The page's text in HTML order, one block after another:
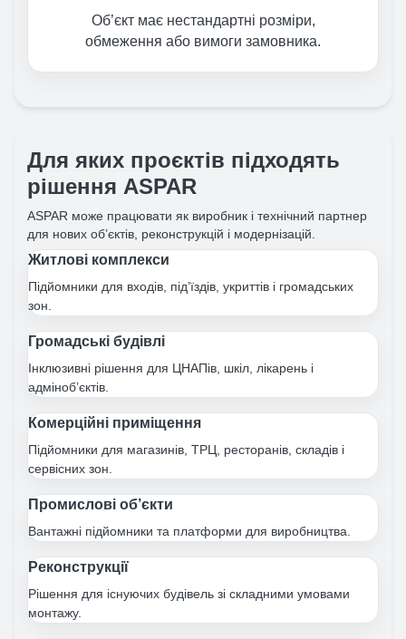
Об’єкт має нестандартні розміри,
обмеження або вимоги замовника.
Для яких проєктів підходять
рішення ASPAR
ASPAR може працювати як виробник і технічний партнер
для нових об’єктів, реконструкцій і модернізацій.
Житлові комплекси
Підйомники для входів, під’їздів, укриттів і громадських
зон.
Громадські будівлі
Інклюзивні рішення для ЦНАПів, шкіл, лікарень і
адміноб’єктів.
Комерційні приміщення
Підйомники для магазинів, ТРЦ, ресторанів, складів і
сервісних зон.
Промислові об’єкти
Вантажні підйомники та платформи для виробництва.
Реконструкції
Рішення для існуючих будівель зі складними умовами
монтажу.